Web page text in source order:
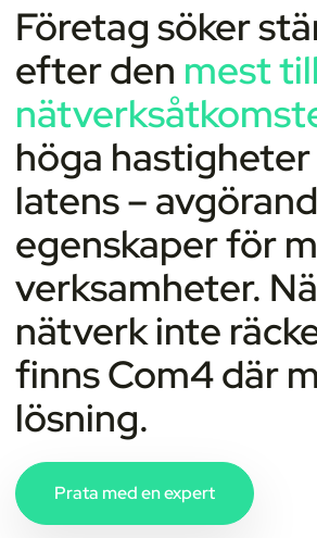
Företag söker
efter den mest
höga
latens –
egenskaper för
verksamheter.
nätverk inte
finns Com4 där
lösning.
Prata med en expert